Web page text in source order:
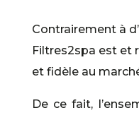
Contrairement à
Filtres2spa est et
et fidèle au
De ce fait,